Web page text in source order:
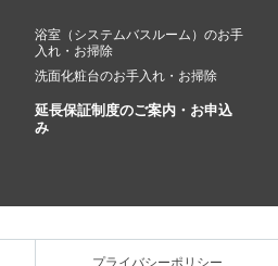
浴室（システムバスルーム）のお手
入れ・お掃除
洗面化粧台のお手入れ・お掃除
延長保証制度のご案内・お申込
み
プライバシーポリシー